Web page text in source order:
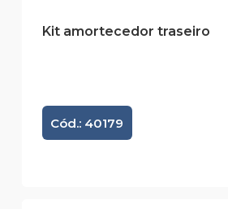
Kit amortecedor traseiro
Cód.: 40179